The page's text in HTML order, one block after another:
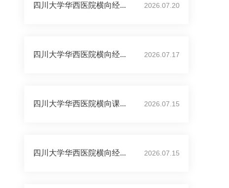
四川大学华西医院横向经... 2026.07.20
四川大学华西医院横向经... 2026.07.17
四川大学华西医院横向课... 2026.07.15
四川大学华西医院横向经... 2026.07.15